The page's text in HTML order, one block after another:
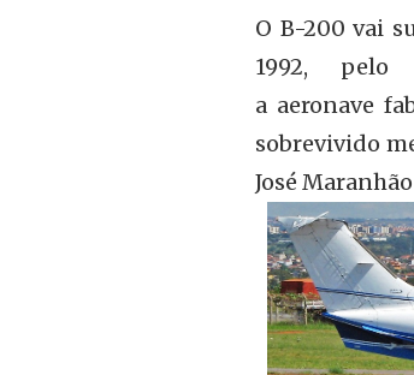
O B-200 vai
1992, pelo
a aeronave
sobrevivido
José